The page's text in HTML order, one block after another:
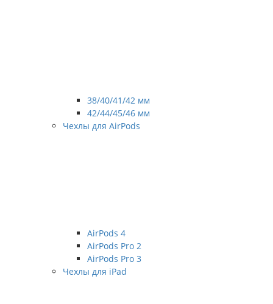
38/40/41/42 мм
42/44/45/46 мм
Чехлы для AirPods
AirPods 4
AirPods Pro 2
AirPods Pro 3
Чехлы для iPad